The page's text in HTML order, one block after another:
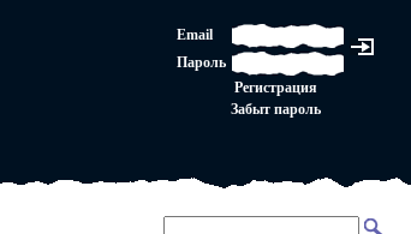
Email
Пароль
Регистрация
Забыт пароль